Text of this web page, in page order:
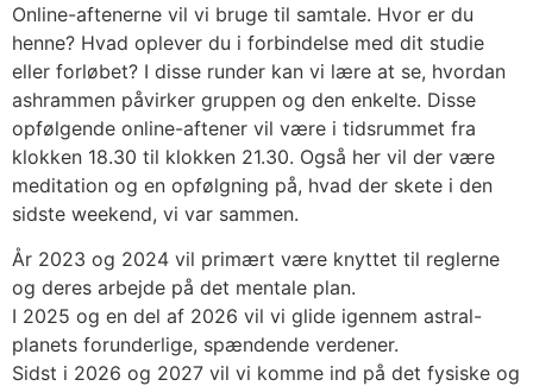
Online-aftenerne vil vi bruge til samtale. Hvor er du
henne? Hvad oplever du i forbindelse med dit studie
eller forløbet? I disse runder kan vi lære at se, hvordan
ashrammen påvirker gruppen og den enkelte. Disse
opfølgende online-aftener vil være i tidsrummet fra
klokken 18.30 til klokken 21.30. Også her vil der være
meditation og en opfølgning på, hvad der skete i den
sidste weekend, vi var sammen.
År 2023 og 2024 vil primært være knyttet til reglerne
og deres arbejde på det mentale plan.
I 2025 og en del af 2026 vil vi glide igennem astral-
planets forunderlige, spændende verdener.
Sidst i 2026 og 2027 vil vi komme ind på det fysiske og